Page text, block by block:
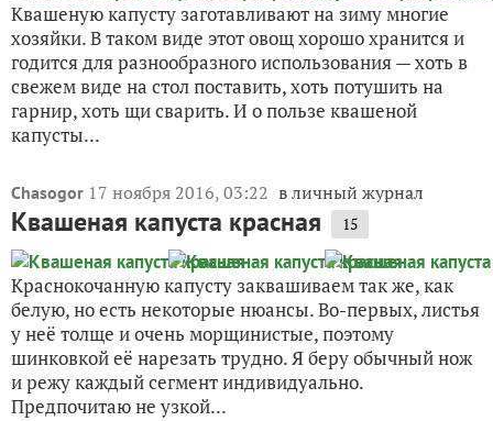
Квашеную капусту заготавливают на зиму многие
хозяйки. В таком виде этот овощ хорошо хранится и
годится для разнообразного использования — хоть в
свежем виде на стол поставить, хоть потушить на
гарнир, хоть щи сварить. И о пользе квашеной
капусты...
Chasogor 17 ноября 2016, 03:22 в личный журнал
Квашеная капуста красная 15
Краснокочанную капусту заквашиваем так же, как
белую, но есть некоторые нюансы. Во-первых, листья
у неё толще и очень морщинистые, поэтому
шинковкой её нарезать трудно. Я беру обычный нож
и режу каждый сегмент индивидуально.
Предпочитаю не узкой...